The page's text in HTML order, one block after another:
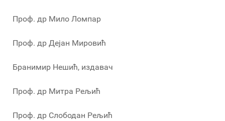
Проф. др Мило Ломпар
Проф. др Дејан Мировић
Бранимир Нешић, издавач
Проф. др Митра Рељић
Проф. др Слободан Рељић